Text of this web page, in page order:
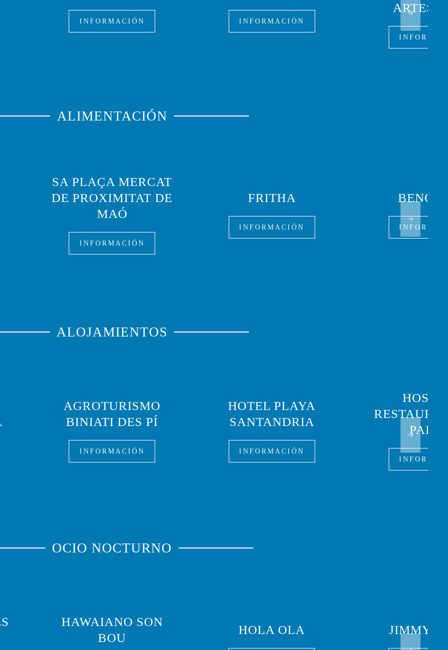
INFORMACIÓN INFORMACIÓN
ALIMENTACIÓN
SA PLAÇA MERCAT
DE PROXIMITAT DE
MAÓ
INFORMACIÓN
FRITHA
INFORMACIÓN
ALOJAMIENTOS
AGROTURISMO
BINIATI DES PÍ
INFORMACIÓN
HOTEL PLAYA
SANTANDRIA
INFORMACIÓN
OCIO NOCTURNO
HAWAIANO SON
BOU
HOLA OLA JIMMY